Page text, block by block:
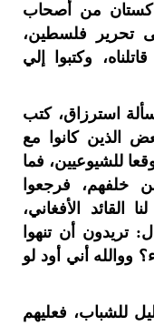
من أصحاب
تحرير فلسطين،
وكتبوا إلي
استرزاق، كتب
الذين كانوا مع
للشيوعيين، فما
خلفهم، فرجعوا
القائد الأفغاني،
تريدون أن تنهوا
ووالله أني أود لو
للشباب، فعليهم